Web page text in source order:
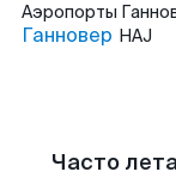
Аэропорты
Ганновер HAJ
Часто